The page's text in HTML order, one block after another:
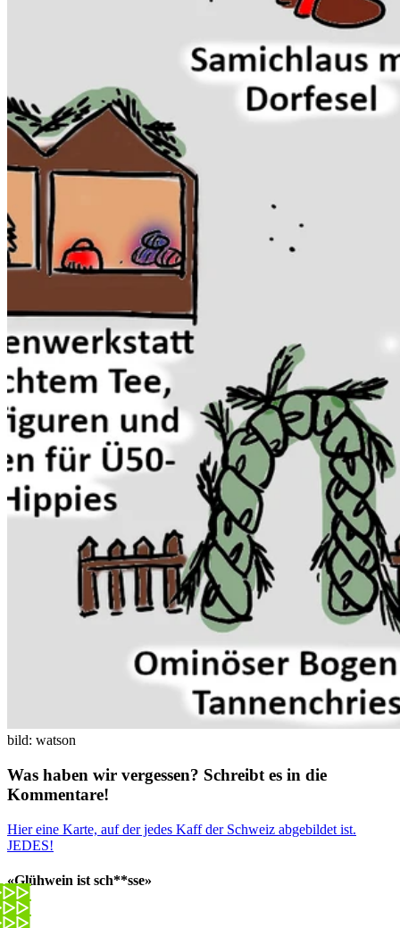
bild: watson
Was haben wir vergessen? Schreibt es in die
Kommentare!
Hier eine Karte, auf der jedes Kaff der Schweiz abgebildet ist.
JEDES!
«Glühwein ist sch**sse»